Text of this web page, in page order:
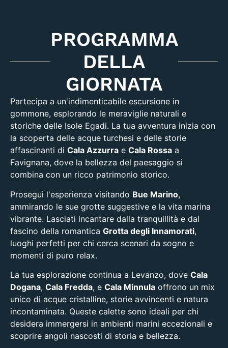
PROGRAMMA
DELLA
GIORNATA
Partecipa a un'indimenticabile escursione in
gommone, esplorando le meraviglie naturali e
storiche delle Isole Egadi. La tua avventura inizia con
la scoperta delle acque turchesi e delle storie
affascinanti di Cala Azzurra e Cala Rossa a
Favignana, dove la bellezza del paesaggio si
combina con un ricco patrimonio storico.
Prosegui l'esperienza visitando Bue Marino,
ammirando le sue grotte suggestive e la vita marina
vibrante. Lasciati incantare dalla tranquillità e dal
fascino della romantica Grotta degli Innamorati,
luoghi perfetti per chi cerca scenari da sogno e
momenti di puro relax.
La tua esplorazione continua a Levanzo, dove Cala
Dogana, Cala Fredda, e Cala Minnula offrono un mix
unico di acque cristalline, storie avvincenti e natura
incontaminata. Queste calette sono ideali per chi
desidera immergersi in ambienti marini eccezionali e
scoprire angoli nascosti di storia e bellezza.